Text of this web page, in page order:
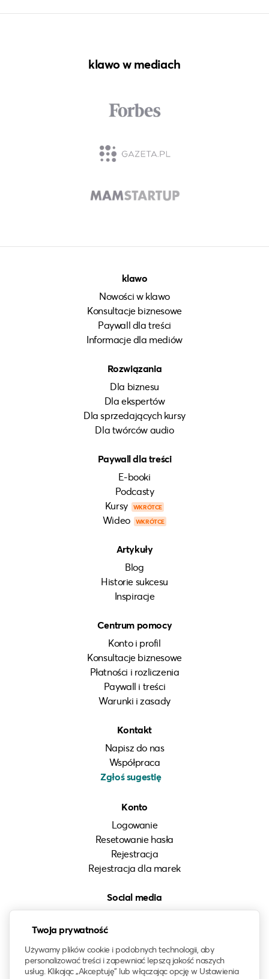
Twoja prywatność
Używamy plików cookie i podobnych technologii, aby
personalizować treści i zapewniać lepszą jakość naszych
usług. Klikając „Akceptuję” lub włączając opcję w Ustawienia
klawo w mediach
klawo
Nowości w klawo
Konsultacje biznesowe
Paywall dla treści
Informacje dla mediów
Rozwiązania
Dla biznesu
Dla ekspertów
Dla sprzedających kursy
Dla twórców audio
Paywall dla treści
E-booki
Podcasty
Kursy
WKRÓTCE
Wideo WKRÓTCE
Artykuły
Blog
Historie sukcesu
Inspiracje
Centrum pomocy
Konto i profil
Konsultacje biznesowe
Płatności i rozliczenia
Paywall i treści
Warunki i zasady
Kontakt
Napisz do nas
Współpraca
Zgłoś sugestię
Konto
Logowanie
Resetowanie hasła
Rejestracja
Rejestracja dla marek
Social media
Facebook